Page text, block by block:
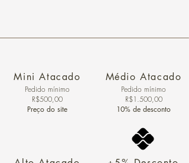
Mini Atacado
Pedido ​mínimo
R$500,00
Preço do site
Médio Atacado
Pedido mínimo
R$1.500,00
10% de desconto